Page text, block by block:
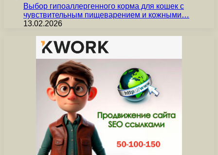
Выбор гипоаллергенного корма для кошек с
чувствительным пищеварением и кожными…
13.02.2026